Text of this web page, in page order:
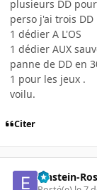
plusieurs DD
perso j'ai trois DD
1 dédier A L'OS
1 dédier AUX
panne de DD en
1 pour les jeux .
voilu.
Citer
Einstein-